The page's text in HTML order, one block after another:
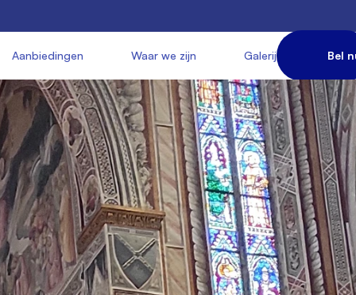
Aanbiedingen
               Waar we zijn
               Galerij
Bel